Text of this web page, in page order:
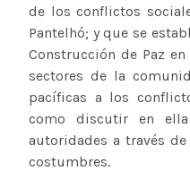
de los conflictos
Pantelhó; y que se
Construcción de Paz
sectores de la
pacíficas a los
como discutir en
autoridades a través
costumbres.